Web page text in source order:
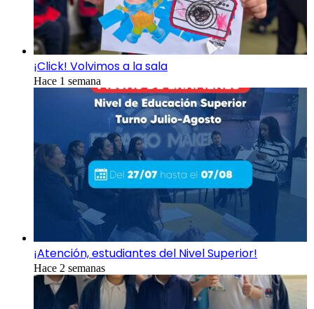
¡Click! Volvimos a la sala
Hace 1 semana
¡Atención, estudiantes del Nivel Superior!
Hace 2 semanas